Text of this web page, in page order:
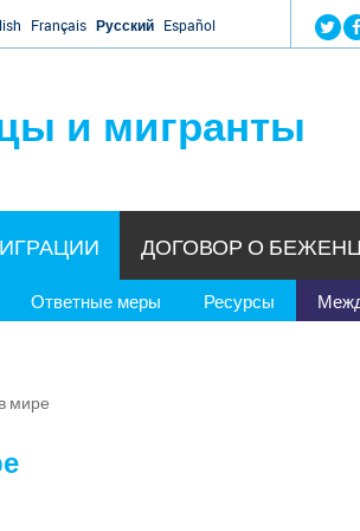
Français Русский Español
и мигранты
Ответные меры Ресурсы
ДОГОВОР О
мире